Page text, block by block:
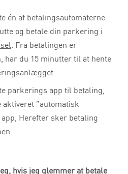
én af betalingsautomaterne
og betale din parkering i
. Fra betalingen er
har du 15 minutter til at hente
parkerings app til betaling,
”automatisk
Herefter sker betaling
hvis jeg glemmer at betale